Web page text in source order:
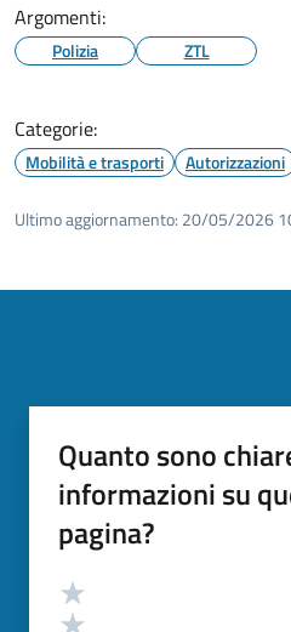
Argomenti:
Polizia ZTL
Categorie:
Mobilità e trasporti Autorizzazioni
Ultimo aggiornamento: 20/05/2026
Quanto sono
informazioni su
pagina?
Valutazione